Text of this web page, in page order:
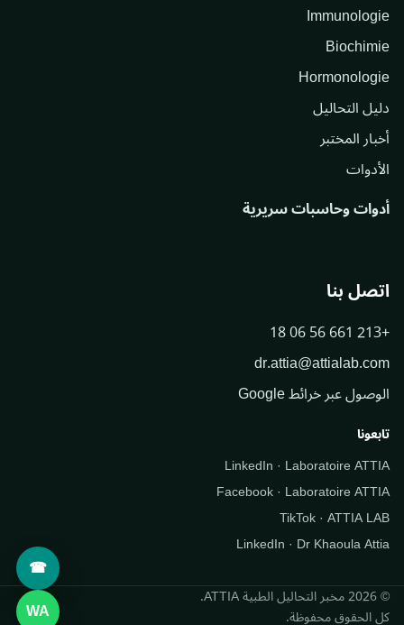
Immunologie
Biochimie
Hormonologie
دليل التحاليل
أخبار المختبر
الأدوات
أدوات وحاسبات سريرية
اتصل بنا
+213 661 56 06 18
dr.attia@attialab.com
الوصول عبر خرائط Google
تابعونا
LinkedIn · Laboratoire ATTIA
Facebook · Laboratoire ATTIA
TikTok · ATTIA LAB
LinkedIn · Dr Khaoula Attia
© 2026 مخبر التحاليل الطبية ATTIA.
كل الحقوق محفوظة.
☎
WA